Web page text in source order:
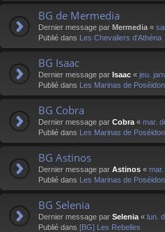
BG de Mermedia
Dernier message par Mermedia «
Publié dans Les Chevaliers d'Athéna
BG Isaac
Dernier message par Isaac « jeu.
Publié dans Les Marinas de Poséidon
BG Cobra
Dernier message par Cobra « mar.
Publié dans Les Marinas de Poséidon
BG Astinos
Dernier message par Astinos «
Publié dans Les Marinas de Poséidon
BG Selenia
Dernier message par Selenia « lun.
Publié dans [BG] Les Rebelles